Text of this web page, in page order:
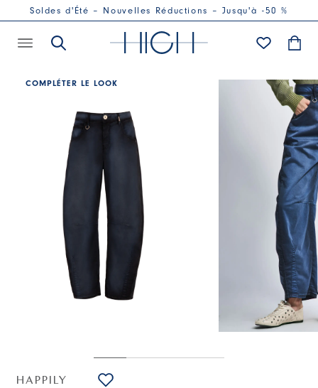
Soldes d'Été – Nouvelles Réductions – Jusqu'à -50 %
COMPLÉTER LE LOOK
HAPPILY